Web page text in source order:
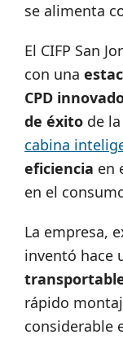
se alimenta
El CIFP San
con una
CPD
de éxito de
cabina
eficiencia en
en el
La empresa,
inventó hace
rápido
considerable